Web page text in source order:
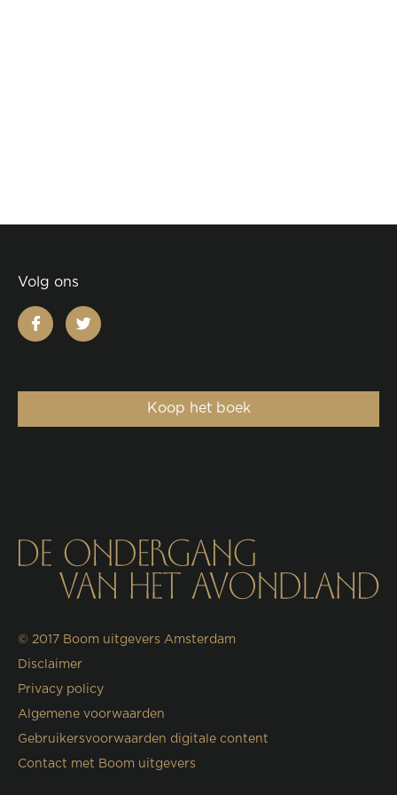
Volg ons
facebooktwitter
Koop het boek
© 2017 Boom uitgevers Amsterdam
Disclaimer
Privacy policy
Algemene voorwaarden
Gebruikersvoorwaarden digitale content
Contact met Boom uitgevers